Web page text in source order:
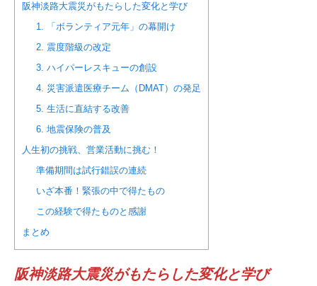
阪神淡路大震災がもたらした変化と学び
1. 「ボランティア元年」の幕開け
2. 震度階級の改定
3. ハイパーレスキューの創設
4. 災害派遣医療チーム（DMAT）の発足
5. 生活に直結する改善
6. 地震保険の普及
人生初の挑戦、営業活動に挑む！
準備期間は試行錯誤の連続
いざ本番！緊張の中で得たもの
この経験で得たものと感謝
まとめ
阪神淡路大震災がもたらした変化と学び